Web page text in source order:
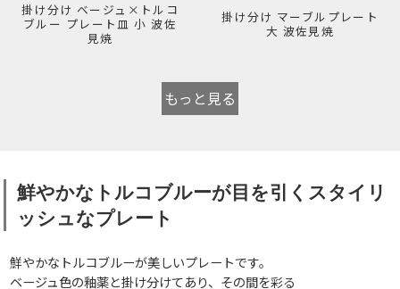
掛け分け ベージュ×トルコ
ブルー プレート皿 小 波佐
見焼
掛け分け マーブルプレート
大 波佐見焼
もっと見る
鮮やかなトルコブルーが目を引くスタイリ
ッシュなプレート
鮮やかなトルコブルーが美しいプレートです。
ベージュ色の釉薬と掛け分けてあり、その間を彩る